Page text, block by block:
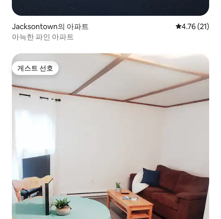
Jacksontown의 아파트 평점 4.76점
4.76 (21)
아늑한 파인 아파트
게스트 선호
게스트 선호